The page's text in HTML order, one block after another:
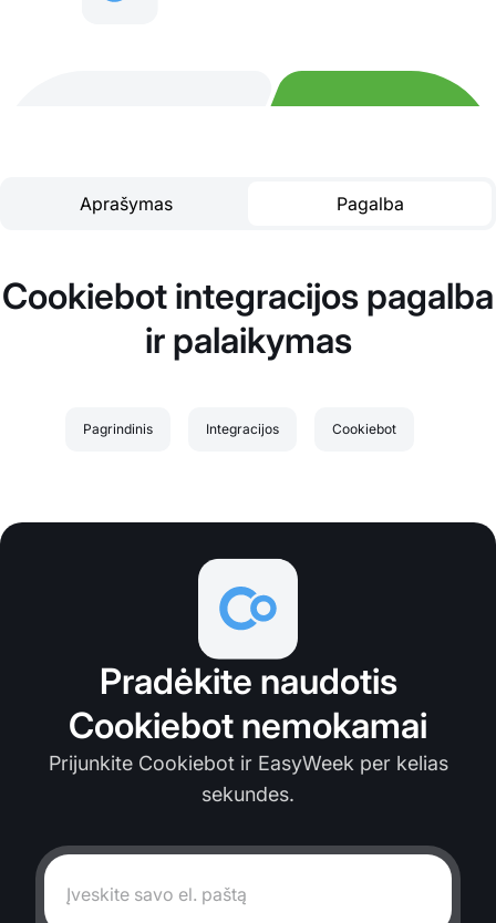
Aprašymas Pagalba
Cookiebot integracijos pagalba
ir palaikymas
Pagrindinis Integracijos Cookiebot
Pradėkite naudotis
Cookiebot nemokamai
Prijunkite Cookiebot ir EasyWeek per kelias
sekundes.